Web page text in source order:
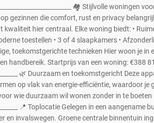
🏘️ Stijlvolle woningen
gezinnen die comfort, rust en privacy
hier centraal. Elke woning biedt: •
toestellen • 3 of 4 slaapkamers •
toekomstgerichte technieken Hier woon je in
handbereik. Startprijs van een woning: €388
🌿 Duurzaam en toekomstgericht
op vlak van energie-efficiëntie, waardoor je
wie duurzaam wil wonen zonder in te
📍 Toplocatie Gelegen in een
en invalswegen. Groene centrale binnentuin